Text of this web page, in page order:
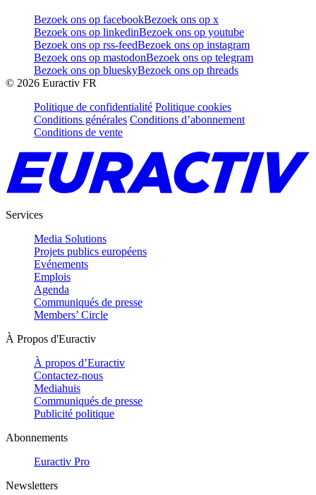
Bezoek ons op facebookBezoek ons op x
Bezoek ons op linkedinBezoek ons op youtube
Bezoek ons op rss-feedBezoek ons op instagram
Bezoek ons op mastodonBezoek ons op telegram
Bezoek ons op blueskyBezoek ons op threads
© 2026 Euractiv FR
Politique de confidentialité Politique cookies
Conditions générales Conditions d’abonnement
Conditions de vente
Services
Media Solutions
Projets publics européens
Evénements
Emplois
Agenda
Communiqués de presse
Members’ Circle
À Propos d'Euractiv
À propos d’Euractiv
Contactez-nous
Mediahuis
Communiqués de presse
Publicité politique
Abonnements
Euractiv Pro
Newsletters